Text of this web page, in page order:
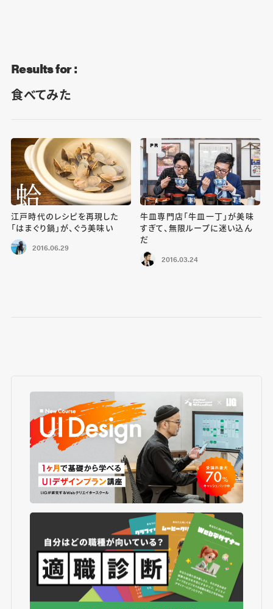
Results for :
食べてみた
江戸時代のレシピを再現した
「はまぐり鍋」が、ぐう美味い
2016.06.29
PR
牛皿専門店「牛皿一丁」が美味
すぎて、無限ループに迷い込ん
だ
2016.03.24